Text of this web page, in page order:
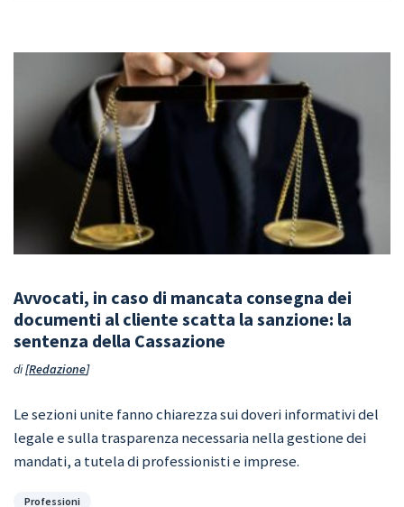
Avvocati, in caso di mancata consegna dei
documenti al cliente scatta la sanzione: la
sentenza della Cassazione
di Redazione
Le sezioni unite fanno chiarezza sui doveri informativi del
legale e sulla trasparenza necessaria nella gestione dei
mandati, a tutela di professionisti e imprese.
Categorie
Professioni